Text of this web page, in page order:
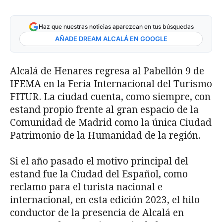
Haz que nuestras noticias aparezcan en tus búsquedas
AÑADE DREAM ALCALÁ EN GOOGLE
Alcalá de Henares regresa al Pabellón 9 de
IFEMA en la Feria Internacional del Turismo
FITUR. La ciudad cuenta, como siempre, con
estand propio frente al gran espacio de la
Comunidad de Madrid como la única Ciudad
Patrimonio de la Humanidad de la región.
Si el año pasado el motivo principal del
estand fue la Ciudad del Español, como
reclamo para el turista nacional e
internacional, en esta edición 2023, el hilo
conductor de la presencia de Alcalá en